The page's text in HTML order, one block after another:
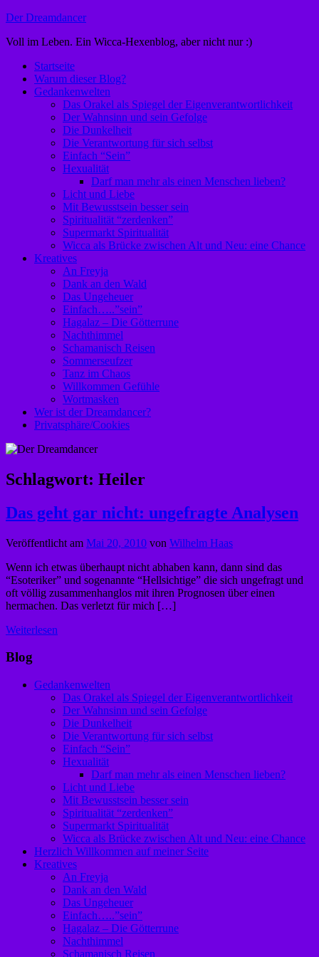
Zum
springen
Der Dreamdancer
Voll im Leben. Ein Wicca-Hexenblog, aber nicht nur :)
Startseite
Warum dieser Blog?
Gedankenwelten
Das Orakel als Spiegel der Eigenverantwortlichkeit
Der Wahnsinn und sein Gefolge
Die Dunkelheit
Die Verantwortung für sich selbst
Einfach “Sein”
Hexualität
Darf man mehr als einen Menschen lieben?
Licht und Liebe
Mit Bewusstsein besser sein
Spiritualität “zerdenken”
Supermarkt Spiritualität
Wicca als Brücke zwischen Alt und Neu: eine Chance
Kreatives
An Freyja
Dank an den Wald
Das Ungeheuer
Einfach…..”sein”
Hagalaz – Die Götterrune
Nachthimmel
Schamanisch Reisen
Sommerseufzer
Tanz im Chaos
Willkommen Gefühle
Wortmasken
Wer ist der Dreamdancer?
Privatsphäre/Cookies
Schlagwort: Heiler
Das geht gar nicht: ungefragte Analysen
Veröffentlicht am Mai 20, 2010 von Wilhelm Haas
Wenn ich etwas überhaupt nicht abhaben kann, dann sind das
“Esoteriker” und sogenannte “Hellsichtige” die sich ungefragt und
oft völlig zusammenhanglos mit ihren Prognosen über einen
hermachen. Das verletzt für mich […]
Weiterlesen
Blog
Gedankenwelten
Das Orakel als Spiegel der Eigenverantwortlichkeit
Der Wahnsinn und sein Gefolge
Die Dunkelheit
Die Verantwortung für sich selbst
Einfach “Sein”
Hexualität
Darf man mehr als einen Menschen lieben?
Licht und Liebe
Mit Bewusstsein besser sein
Spiritualität “zerdenken”
Supermarkt Spiritualität
Wicca als Brücke zwischen Alt und Neu: eine Chance
Herzlich Willkommen auf meiner Seite
Kreatives
An Freyja
Dank an den Wald
Das Ungeheuer
Einfach…..”sein”
Hagalaz – Die Götterrune
Nachthimmel
Schamanisch Reisen